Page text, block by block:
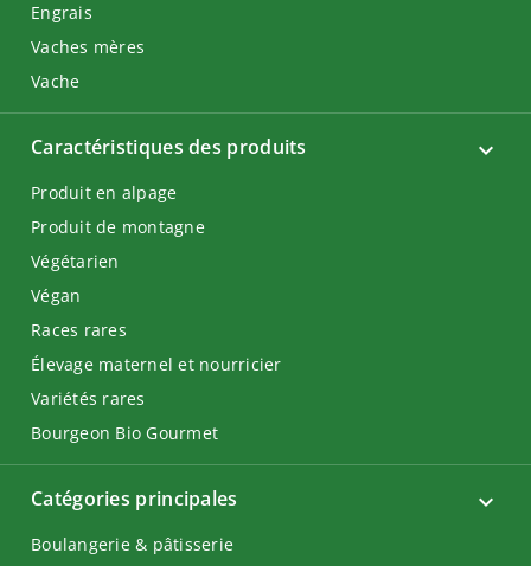
Engrais
Vaches mères
Vache
Catégories principales
Boulangerie & pâtisserie
Caractéristiques des produits
Produit en alpage
Produit de montagne
Végétarien
Végan
Races rares
Élevage maternel et nourricier
Variétés rares
Bourgeon Bio Gourmet